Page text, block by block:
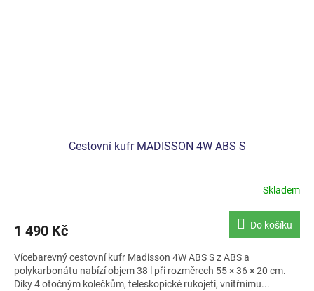
Cestovní kufr MADISSON 4W ABS S
je
z
5
hvězdiček.
Skladem
1 490 Kč Do košíku
Vícebarevný cestovní kufr Madisson 4W ABS S z ABS a
polykarbonátu nabízí objem 38 l při rozměrech 55 × 36 × 20 cm.
Díky 4 otočným kolečkům, teleskopické rukojeti, vnitřnímu...